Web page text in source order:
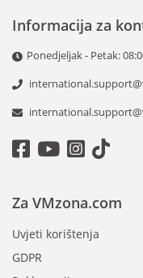
Informacija za
Ponedjeljak - Petak:
Za VMzona.com
Uvjeti korištenja
GDPR